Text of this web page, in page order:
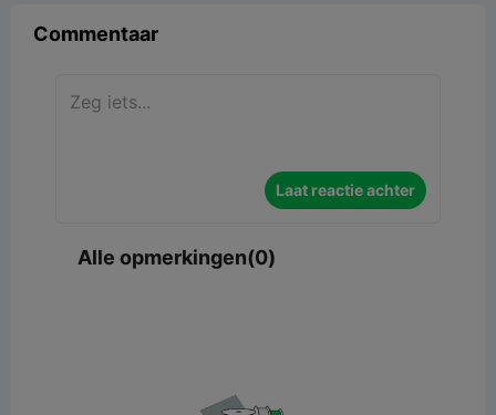
Commentaar
Laat reactie achter
Alle opmerkingen(0)